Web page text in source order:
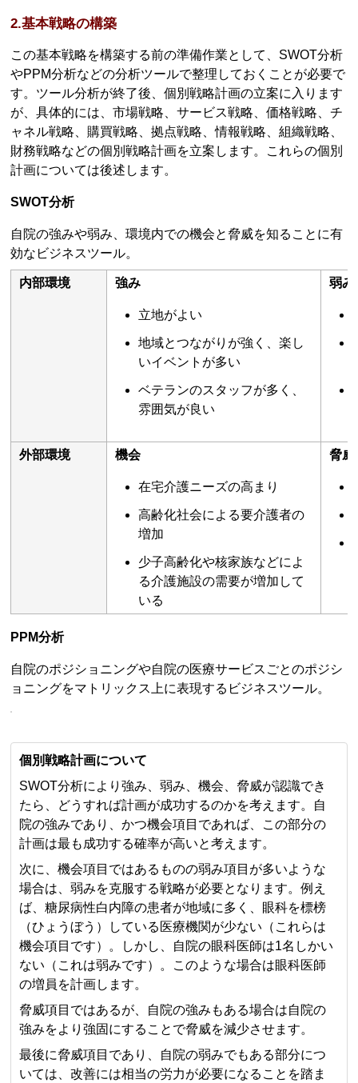
2.基本戦略の構築
この基本戦略を構築する前の準備作業として、SWOT分析
やPPM分析などの分析ツールで整理しておくことが必要で
す。ツール分析が終了後、個別戦略計画の立案に入ります
が、具体的には、市場戦略、サービス戦略、価格戦略、チ
ャネル戦略、購買戦略、拠点戦略、情報戦略、組織戦略、
財務戦略などの個別戦略計画を立案します。これらの個別
計画については後述します。
SWOT分析
自院の強みや弱み、環境内での機会と脅威を知ることに有
効なビジネスツール。
内部環境 強み
立地がよい
地域とつながりが強く、楽し
いイベントが多い
ベテランのスタッフが多く、
雰囲気が良い
弱み
外部環境
機会
在宅介護ニーズの高まり
高齢化社会による要介護者の
増加
少子高齢化や核家族などによ
る介護施設の需要が増加して
いる
脅威
PPM分析
自院のポジショニングや自院の医療サービスごとのポジシ
ョニングをマトリックス上に表現するビジネスツール。
個別戦略計画について
SWOT分析により強み、弱み、機会、脅威が認識でき
たら、どうすれば計画が成功するのかを考えます。自
院の強みであり、かつ機会項目であれば、この部分の
計画は最も成功する確率が高いと考えます。
次に、機会項目ではあるものの弱み項目が多いような
場合は、弱みを克服する戦略が必要となります。例え
ば、糖尿病性白内障の患者が地域に多く、眼科を標榜
（ひょうぼう）している医療機関が少ない（これらは
機会項目です）。しかし、自院の眼科医師は1名しかい
ない（これは弱みです）。このような場合は眼科医師
の増員を計画します。
脅威項目ではあるが、自院の強みもある場合は自院の
強みをより強固にすることで脅威を減少させます。
最後に脅威項目であり、自院の弱みでもある部分につ
いては、改善には相当の労力が必要になることを踏ま